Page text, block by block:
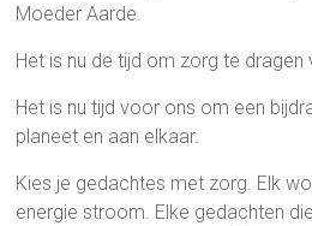
Moeder Aarde.
Het is nu de tijd om zorg te
Het is nu tijd voor ons om een
planeet en aan elkaar.
Kies je gedachtes met zorg. Elk
energie stroom. Elke gedachten